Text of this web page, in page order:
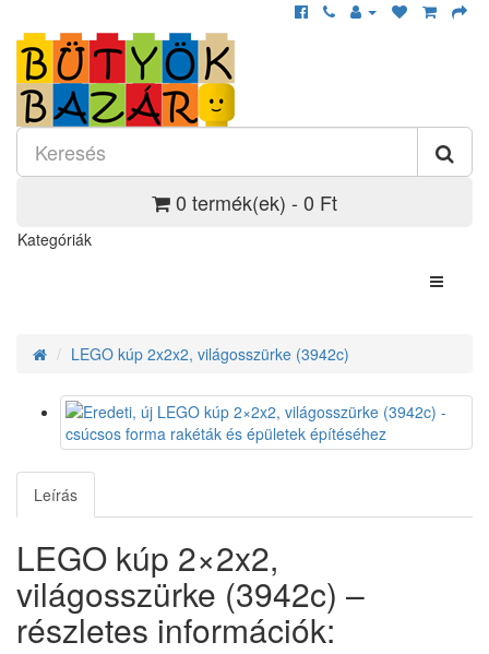
0 termék(ek) - 0 Ft
Kategóriák
LEGO kúp 2x2x2, világosszürke (3942c)
Leírás
LEGO kúp 2×2x2,
világosszürke (3942c) –
részletes információk: